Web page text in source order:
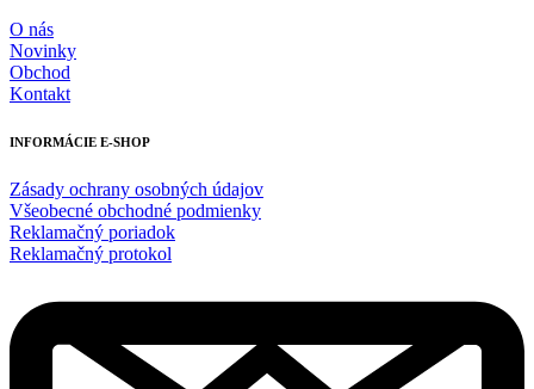
O nás
Novinky
Obchod
Kontakt
INFORMÁCIE E-SHOP
Zásady ochrany osobných údajov
Všeobecné obchodné podmienky
Reklamačný poriadok
Reklamačný protokol